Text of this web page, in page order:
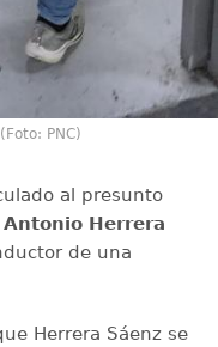
PNC)
al presunto
Antonio Herrera
de una
Herrera Sáenz se